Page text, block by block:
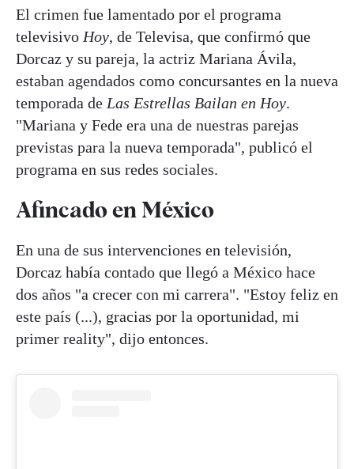
El crimen fue lamentado por el programa
televisivo Hoy, de Televisa, que confirmó que
Dorcaz y su pareja, la actriz Mariana Ávila,
estaban agendados como concursantes en la nueva
temporada de Las Estrellas Bailan en Hoy.
"Mariana y Fede era una de nuestras parejas
previstas para la nueva temporada", publicó el
programa en sus redes sociales.
Afincado en México
En una de sus intervenciones en televisión,
Dorcaz había contado que llegó a México hace
dos años "a crecer con mi carrera". "Estoy feliz en
este país (...), gracias por la oportunidad, mi
primer reality", dijo entonces.